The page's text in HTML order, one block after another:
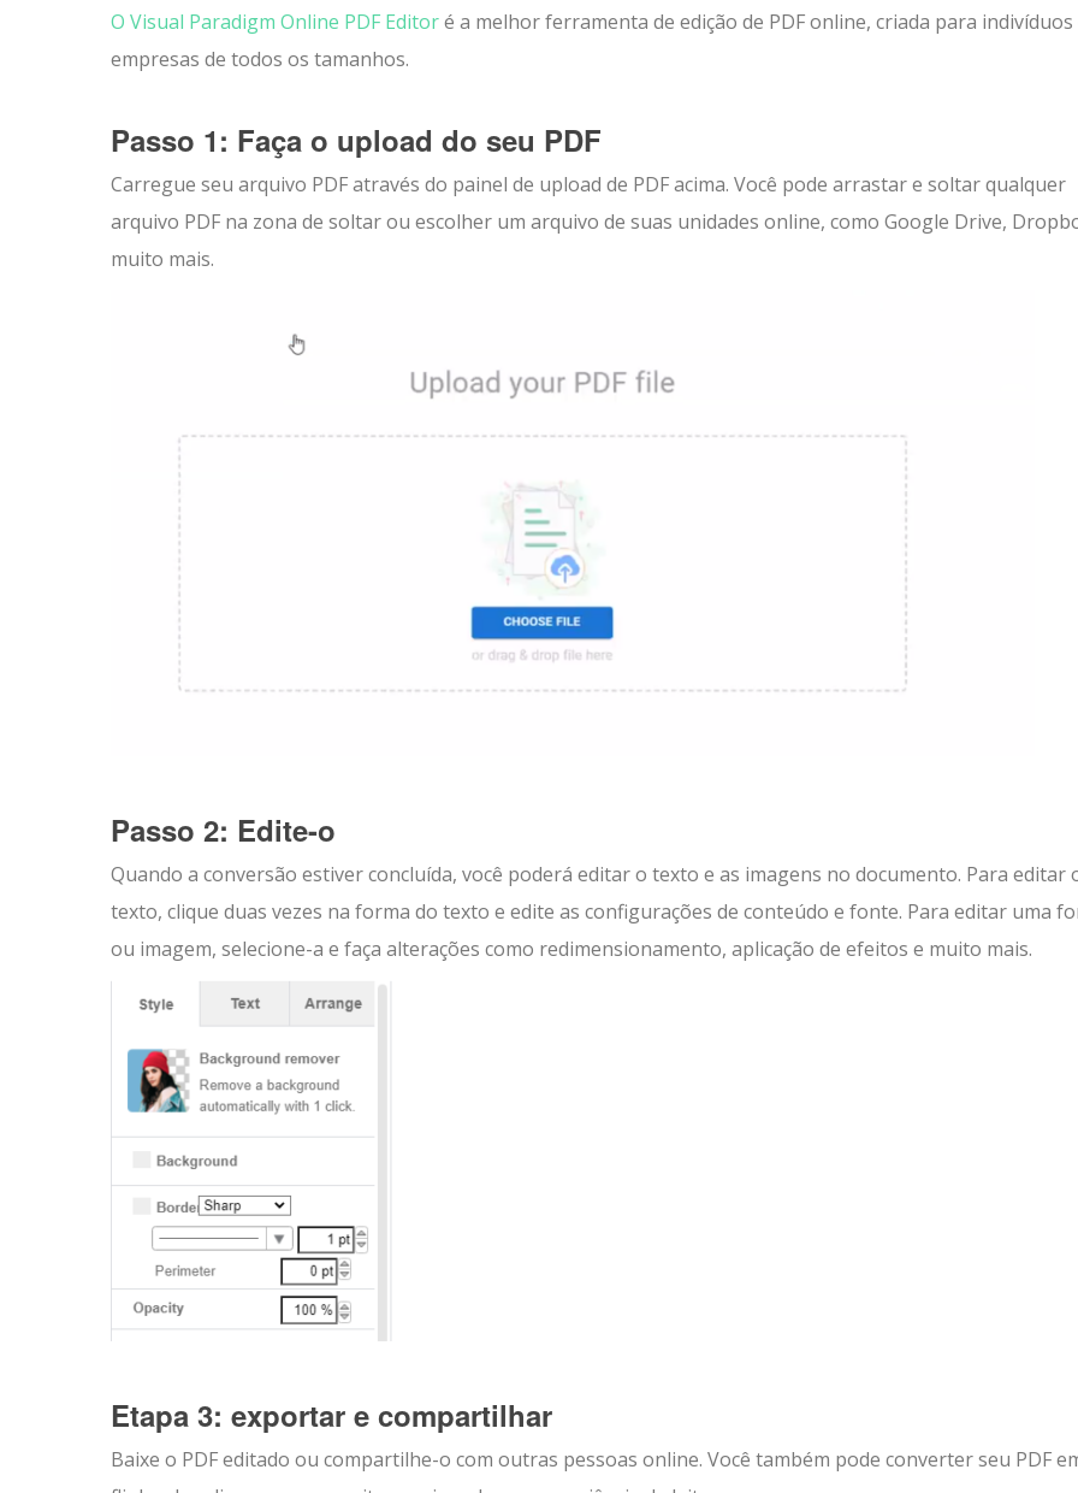
O Visual Paradigm Online PDF Editoré a melhor ferramenta de edição de PDF online, criada para indivíduos
empresas de todos os tamanhos.
Passo 1: Faça o upload do seu PDF
Carregue seu arquivo PDF através do painel de upload de PDF acima. Você pode arrastar e soltar qualquer
arquivo PDF na zona de soltar ou escolher um arquivo de suas unidades online, como Google Drive,
muito mais.
Passo 2: Edite-o
Quando a conversão estiver concluída, você poderá editar o texto e as imagens no documento. Para editar
texto, clique duas vezes na forma do texto e edite as configurações de conteúdo e fonte. Para editar uma
ou imagem, selecione-a e faça alterações como redimensionamento, aplicação de efeitos e muito mais.
Etapa 3: exportar e compartilhar
Baixe o PDF editado ou compartilhe-o com outras pessoas online. Você também pode converter seu PDF